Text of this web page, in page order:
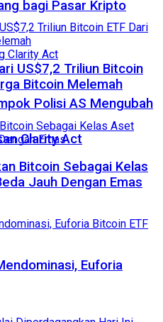
bagi Pasar Kripto
Polisi AS Mengubah
Clarity Act
US$7,2 Triliun Bitcoin
Bitcoin Melemah
Bitcoin Sebagai Kelas
Jauh Dengan Emas
Euforia